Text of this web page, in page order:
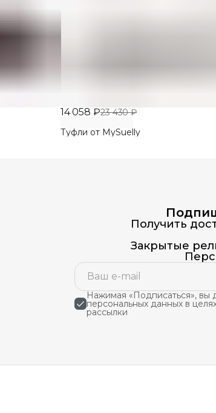
14 058 ₽23 430 ₽
Туфли от MySuelly
Получить
Закрытые
Нажимая «Подписаться», вы
персональных данных в
рассылки